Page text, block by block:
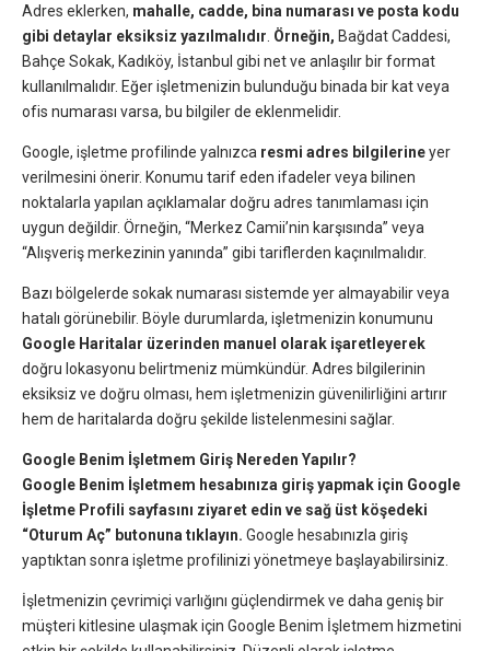
Adres eklerken, mahalle, cadde, bina numarası ve posta kodu
gibi detaylar eksiksiz yazılmalıdır Örneğin, Bağdat Caddesi,
Bahçe Sokak, Kadıköy, İstanbul gibi net ve anlaşılır bir format
kullanılmalıdır. Eğer işletmenizin bulunduğu binada bir kat veya
ofis numarası varsa, bu bilgiler de eklenmelidir.
Google, işletme profilinde yalnızca resmi adres bilgilerineyer
verilmesini önerir. Konumu tarif eden ifadeler veya bilinen
noktalarla yapılan açıklamalar doğru adres tanımlaması için
uygun değildir. Örneğin, “Merkez Camii’nin karşısında” veya
“Alışveriş merkezinin yanında” gibi tariflerden kaçınılmalıdır.
Bazı bölgelerde sokak numarası sistemde yer almayabilir veya
hatalı görünebilir. Böyle durumlarda, işletmenizin konumunu
Google Haritalar üzerinden manuel olarak işaretleyerek
doğru lokasyonu belirtmeniz mümkündür. Adres bilgilerinin
eksiksiz ve doğru olması, hem işletmenizin güvenilirliğini artırır
hem de haritalarda doğru şekilde listelenmesini sağlar.
Google Benim İşletmem Giriş Nereden Yapılır?
Google Benim İşletmem hesabınıza giriş yapmak için Google
İşletme Profili sayfasını ziyaret edin ve sağ üst köşedeki
“Oturum Aç” butonuna tıklayın. Google hesabınızla giriş
yaptıktan sonra işletme profilinizi yönetmeye başlayabilirsiniz.
İşletmenizin çevrimiçi varlığını güçlendirmek ve daha geniş bir
müşteri kitlesine ulaşmak için Google Benim İşletmem hizmetini